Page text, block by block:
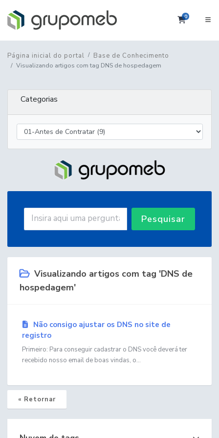
0Carrinho
Página inicial do portal Base de Conhecimento
Visualizando artigos com tag DNS de hospedagem
Categorias
Pesquisar
Visualizando artigos com tag 'DNS de
hospedagem'
Não consigo ajustar os DNS no site de
registro
Primeiro: Para conseguir cadastrar o DNS você deverá ter
recebido nosso email de boas vindas, o...
« Retornar